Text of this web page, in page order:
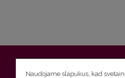
Vilniaus universitetas
Naudojame slapukus, kad